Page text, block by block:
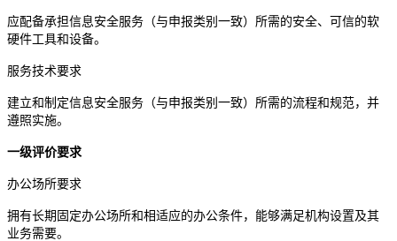
应配备承担信息安全服务（与申报类别一致）所需的安全、可信的软
硬件工具和设备。
服务技术要求
建立和制定信息安全服务（与申报类别一致）所需的流程和规范，并
遵照实施。
一级评价要求
办公场所要求
拥有长期固定办公场所和相适应的办公条件，能够满足机构设置及其
业务需要。